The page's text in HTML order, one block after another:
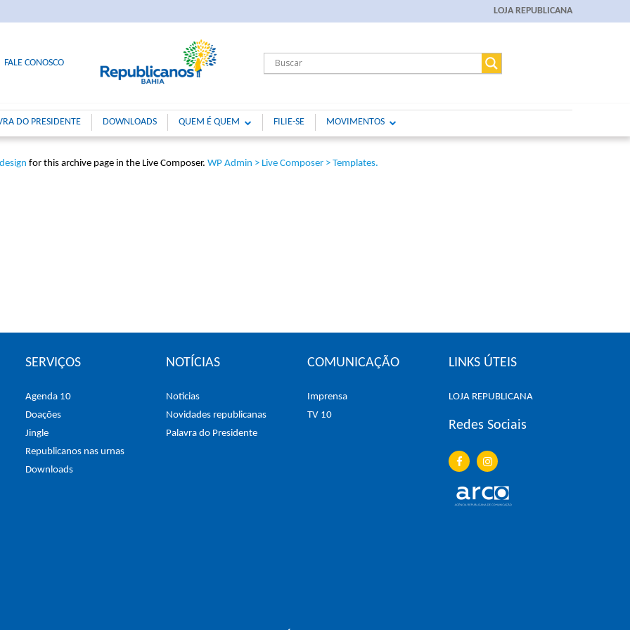
LOJA REPUBLICANA
FALE CONOSCO
DO PRESIDENTE DOWNLOADS QUEM É QUEM FILIE-SE MOVIMENTOS
for this archive page in the Live Composer. WP Admin > Live Composer > Templates.
SERVIÇOS
Agenda 10
Doações
Jingle
Republicanos nas urnas
Downloads
NOTÍCIAS
Noticias
Novidades republicanas
Palavra do Presidente
COMUNICAÇÃO
Imprensa
TV 10
LINKS ÚTEIS
LOJA REPUBLICANA
Redes Sociais